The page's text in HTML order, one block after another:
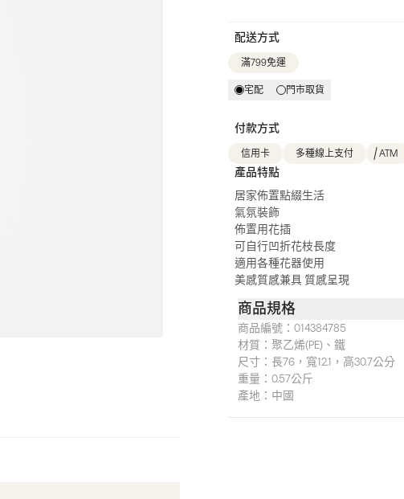
配送方式
滿799免運
宅配 門市取貨
付款方式
信用卡 多種線上支付 ATM
產品特點
居家佈置點綴生活
氣氛裝飾
佈置用花插
可自行凹折花枝長度
適用各種花器使用
美感質感兼具 質感呈現
商品規格
商品編號： 014384785
材質： 聚乙烯(PE)、鐵
尺寸： 長76，寬12.1，高30.7公分
重量： 0.57公斤
產地： 中國